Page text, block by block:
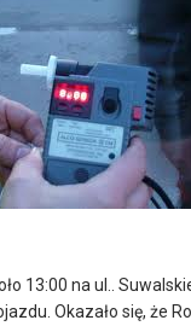
13:00 na ul..
Okazało się, że